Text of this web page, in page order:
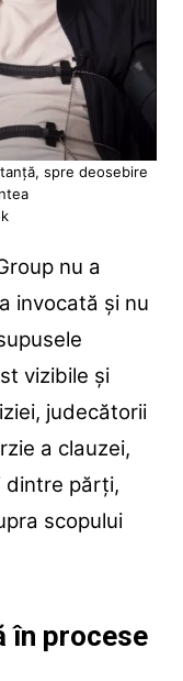
spre deosebire
nu a
invocată și nu
vizibile și
judecătorii
a clauzei,
dintre părți,
scopului
în procese